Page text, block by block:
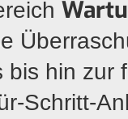
bis hin zur
Schritt-